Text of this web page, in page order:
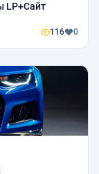
LP+Сайт
116 0